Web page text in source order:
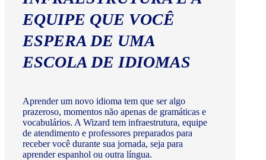
EQUIPE QUE VOCÊ
ESPERA DE UMA
ESCOLA DE IDIOMAS
Aprender um novo idioma tem que ser algo
prazeroso, momentos não apenas de gramáticas e
vocabulários. A Wizard tem infraestrutura, equipe
de atendimento e professores preparados para
receber você durante sua jornada, seja para
aprender espanhol ou outra língua.